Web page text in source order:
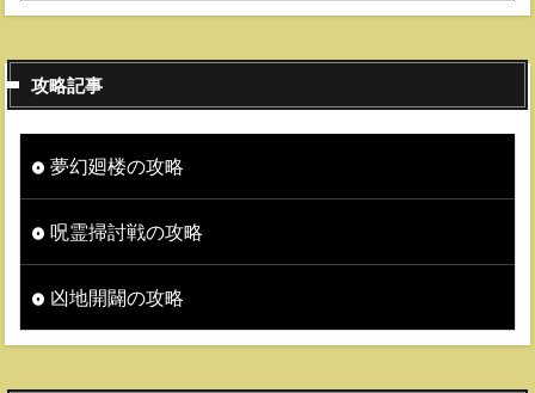
攻略記事
夢幻廻楼の攻略
呪霊掃討戦の攻略
凶地開闢の攻略